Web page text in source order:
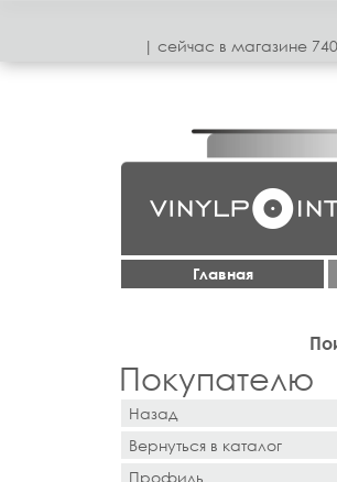
| сeйчас в магазинe
Главная
Покупателю
Назад
Вернуться в каталог
Профиль